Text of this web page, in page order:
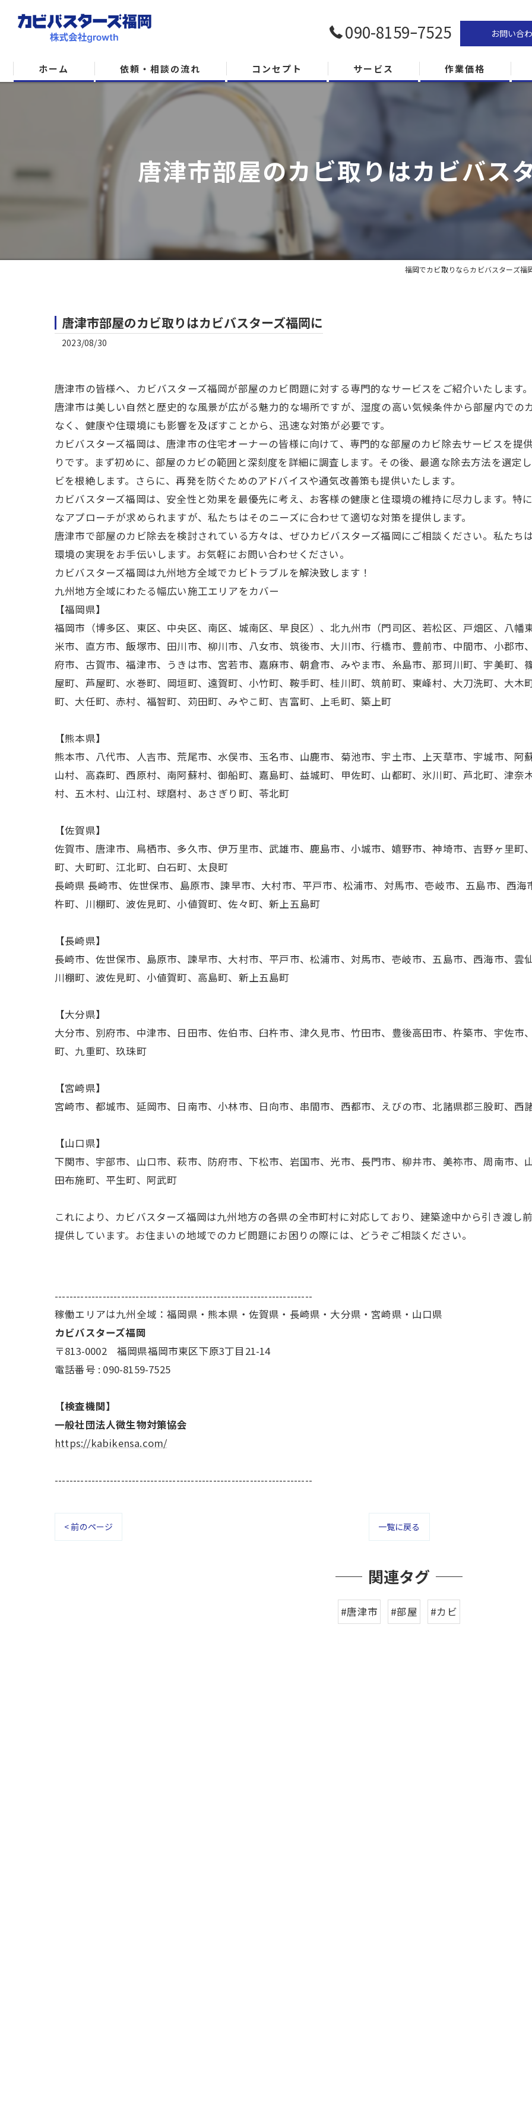
090-8159ｰ7525 お問い合
ホーム 依頼・相談の流れ コンセプト サービス 作業価格
唐津市部屋のカビ取りはカビバス
福岡でカビ取りならカビバスターズ福
唐津市部屋のカビ取りはカビバスターズ福岡に
2023/08/30
唐津市の皆様へ、カビバスターズ福岡が部屋のカビ問題に対する専門的なサービスをご紹介いたします。
唐津市は美しい自然と歴史的な風景が広がる魅力的な場所ですが、湿度の高い気候条件から部屋内での
なく、健康や住環境にも影響を及ぼすことから、迅速な対策が必要です。
カビバスターズ福岡は、唐津市の住宅オーナーの皆様に向けて、専門的な部屋のカビ除去サービスを提
りです。まず初めに、部屋のカビの範囲と深刻度を詳細に調査します。その後、最適な除去方法を選定
ビを根絶します。さらに、再発を防ぐためのアドバイスや通気改善策も提供いたします。
カビバスターズ福岡は、安全性と効果を最優先に考え、お客様の健康と住環境の維持に尽力します。特
なアプローチが求められますが、私たちはそのニーズに合わせて適切な対策を提供します。
唐津市で部屋のカビ除去を検討されている方々は、ぜひカビバスターズ福岡にご相談ください。私たち
環境の実現をお手伝いします。お気軽にお問い合わせください。
カビバスターズ福岡は九州地方全域でカビトラブルを解決致します！
九州地方全域にわたる幅広い施工エリアをカバー
【福岡県】
福岡市（博多区、東区、中央区、南区、城南区、早良区）、北九州市（門司区、若松区、戸畑区、八幡
米市、直方市、飯塚市、田川市、柳川市、八女市、筑後市、大川市、行橋市、豊前市、中間市、小郡市
府市、古賀市、福津市、うきは市、宮若市、嘉麻市、朝倉市、みやま市、糸島市、那珂川町、宇美町、
屋町、芦屋町、水巻町、岡垣町、遠賀町、小竹町、鞍手町、桂川町、筑前町、東峰村、大刀洗町、大木
町、大任町、赤村、福智町、苅田町、みやこ町、吉富町、上毛町、築上町
【熊本県】
熊本市、八代市、人吉市、荒尾市、水俣市、玉名市、山鹿市、菊池市、宇土市、上天草市、宇城市、阿
山村、高森町、西原村、南阿蘇村、御船町、嘉島町、益城町、甲佐町、山都町、氷川町、芦北町、津奈
村、五木村、山江村、球磨村、あさぎり町、苓北町
【佐賀県】
佐賀市、唐津市、鳥栖市、多久市、伊万里市、武雄市、鹿島市、小城市、嬉野市、神埼市、吉野ヶ里町
町、大町町、江北町、白石町、太良町
長崎県 長崎市、佐世保市、島原市、諫早市、大村市、平戸市、松浦市、対馬市、壱岐市、五島市、西
杵町、川棚町、波佐見町、小値賀町、佐々町、新上五島町
【長崎県】
長崎市、佐世保市、島原市、諫早市、大村市、平戸市、松浦市、対馬市、壱岐市、五島市、西海市、雲
川棚町、波佐見町、小値賀町、高島町、新上五島町
【大分県】
大分市、別府市、中津市、日田市、佐伯市、臼杵市、津久見市、竹田市、豊後高田市、杵築市、宇佐市
町、九重町、玖珠町
【宮崎県】
宮崎市、都城市、延岡市、日南市、小林市、日向市、串間市、西都市、えびの市、北諸県郡三股町、西
【山口県】
下関市、宇部市、山口市、萩市、防府市、下松市、岩国市、光市、長門市、柳井市、美祢市、周南市、
田布施町、平生町、阿武町
これにより、カビバスターズ福岡は九州地方の各県の全市町村に対応しており、建築途中から引き渡し
提供しています。お住まいの地域でのカビ問題にお困りの際には、どうぞご相談ください。
----------------------------------------------------------------------
稼働エリアは九州全域：福岡県・熊本県・佐賀県・長崎県・大分県・宮崎県・山口県
カビバスターズ福岡
〒813-0002 福岡県福岡市東区下原3丁目21-14
電話番号 : 090-8159-7525
【検査機関】
一般社団法人微生物対策協会
https://kabikensa.com/
----------------------------------------------------------------------
< 前のページ 一覧に戻る
関連タグ
#唐津市 #部屋 #カビ